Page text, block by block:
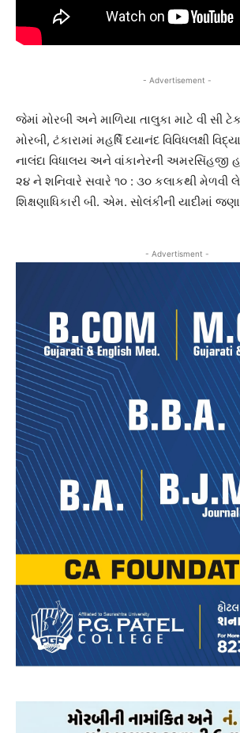
- Advertisement -
જેમાં મોરબી અને માળિયા તાલુકા માટે વી સી
મોરબી, ટંકારામાં મહર્ષિ દયાનંદ વિવિધલક્ષી
નાલંદા વિધાલય અને વાંકાનેરની અમરસિંહજી
૨૪ ને શનિવારે સવારે ૧૦ : ૩૦ કલાકથી મેળવી
શિક્ષણાધિકારી બી. એમ. સોલંકીની યાદીમાં
- Advertisment -